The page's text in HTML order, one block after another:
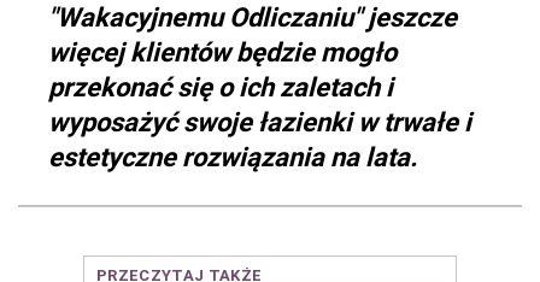
"Wakacyjnemu Odliczaniu" jeszcze
więcej klientów będzie mogło
przekonać się o ich zaletach i
wyposażyć swoje łazienki w trwałe i
estetyczne rozwiązania na lata.